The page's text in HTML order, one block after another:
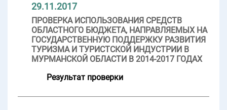
29.11.2017
ПРОВЕРКА ИСПОЛЬЗОВАНИЯ СРЕДСТВ
ОБЛАСТНОГО БЮДЖЕТА, НАПРАВЛЯЕМЫХ НА
ГОСУДАРСТВЕННУЮ ПОДДЕРЖКУ РАЗВИТИЯ
ТУРИЗМА И ТУРИСТСКОЙ ИНДУСТРИИ В
МУРМАНСКОЙ ОБЛАСТИ В 2014-2017 ГОДАХ
Результат проверки